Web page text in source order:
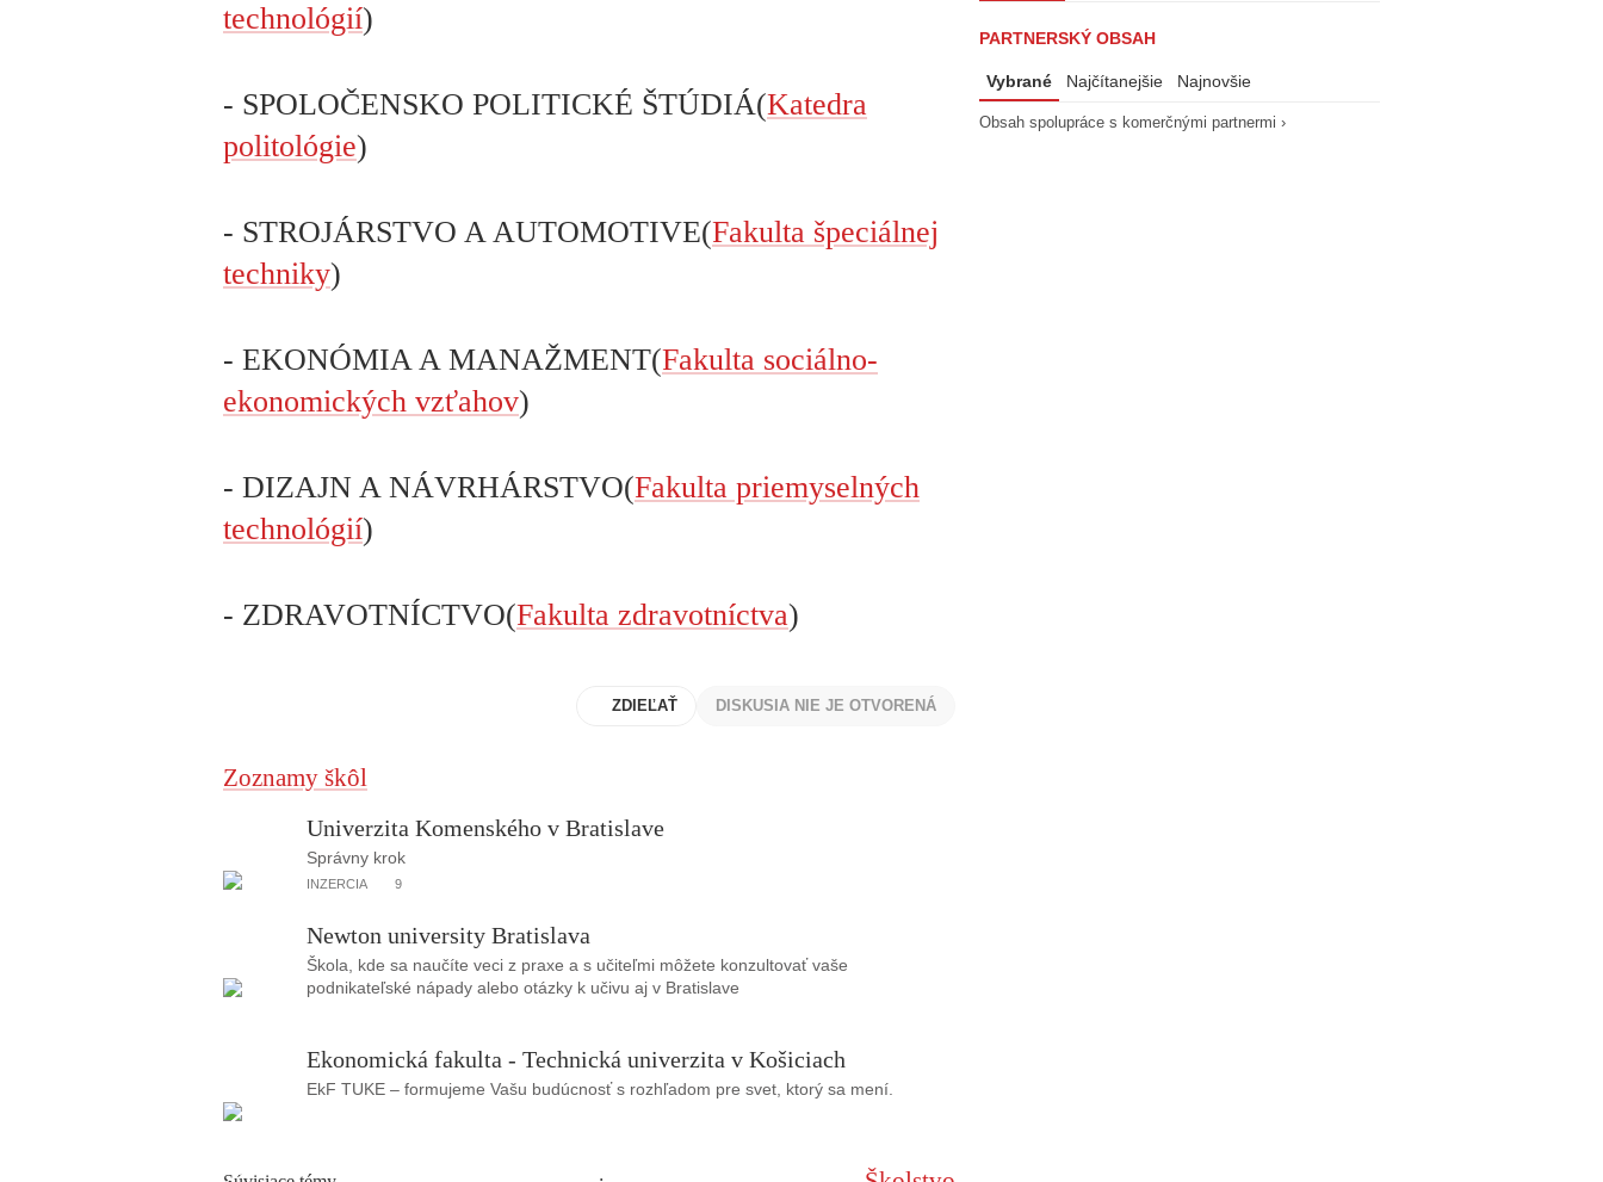
technológií)
- SPOLOČENSKO POLITICKÉ ŠTÚDIÁ(Katedra
politológie)
- STROJÁRSTVO A AUTOMOTIVE(Fakulta špeciálnej
techniky)
- EKONÓMIA A MANAŽMENT(Fakulta sociálno-
ekonomických vzťahov)
- DIZAJN A NÁVRHÁRSTVO(Fakulta priemyselných
technológií)
- ZDRAVOTNÍCTVO(Fakulta zdravotníctva)
ZDIEĽAŤ DISKUSIA NIE JE OTVORENÁ
Zoznamy škôl
Univerzita Komenského v Bratislave
Správny krok
INZERCIA 9
Newton university Bratislava
Škola, kde sa naučíte veci z praxe a s učiteľmi môžete konzultovať vaše
podnikateľské nápady alebo otázky k učivu aj v Bratislave
Ekonomická fakulta - Technická univerzita v Košiciach
EkF TUKE – formujeme Vašu budúcnosť s rozhľadom pre svet, ktorý sa mení.
PARTNERSKÝ OBSAH
Vybrané Najčítanejšie Najnovšie
Obsah spolupráce s komerčnými partnermi ›